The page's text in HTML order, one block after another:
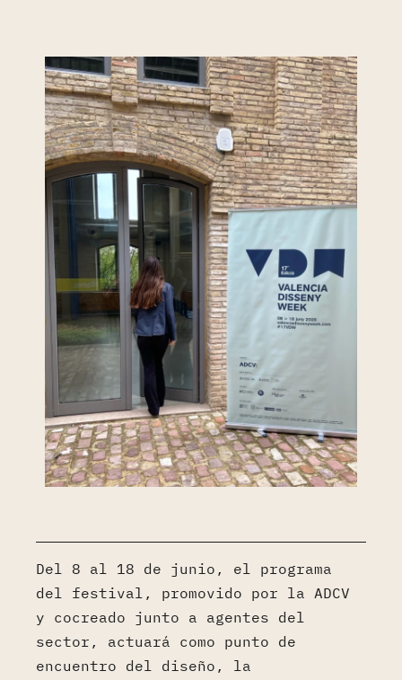
Del 8 al 18 de junio, el programa
del festival, promovido por la ADCV
y cocreado junto a agentes del
sector, actuará como punto de
encuentro del diseño, la